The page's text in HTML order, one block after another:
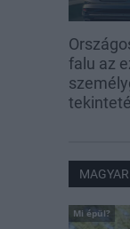
falu az
Mi épül?